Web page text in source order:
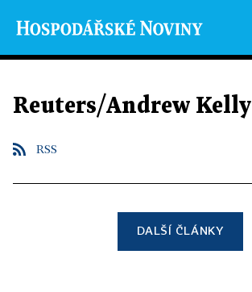
Reuters/Andrew Kelly
RSS
DALŠÍ ČLÁNKY